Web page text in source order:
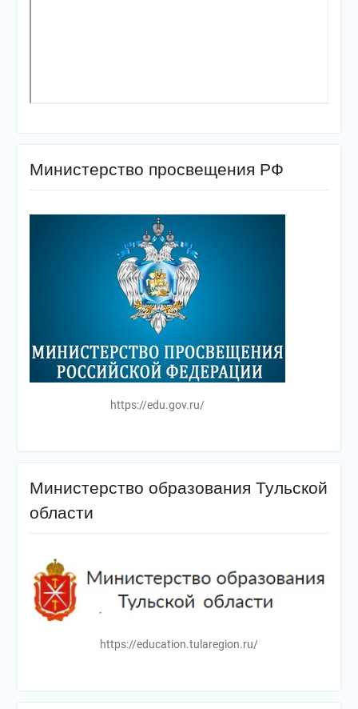
Министерство просвещения РФ
https://edu.gov.ru/
Министерство образования Тульской
области
https://education.tularegion.ru/